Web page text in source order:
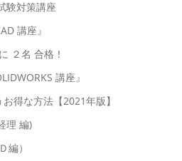
験対策講座
講座』
２名 合格！
講座』
得な方法【2021年版】
理 編)
編）